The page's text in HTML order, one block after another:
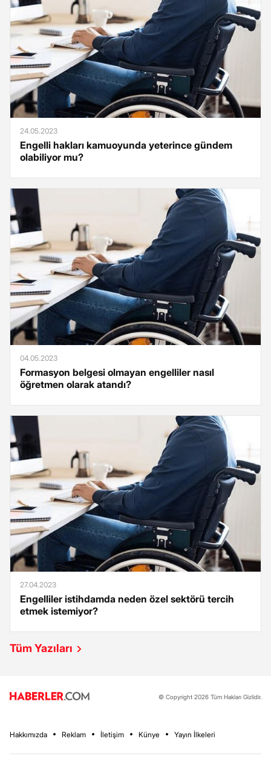
24.05.2023
Engelli hakları kamuoyunda yeterince gündem
olabiliyor mu?
04.05.2023
Formasyon belgesi olmayan engelliler nasıl
öğretmen olarak atandı?
27.04.2023
Engelliler istihdamda neden özel sektörü tercih
etmek istemiyor?
Tüm Yazıları
© Copyright 2026 Tüm Hakları Gizlidir.
Hakkımızda Reklam İletişim Künye Yayın İlkeleri